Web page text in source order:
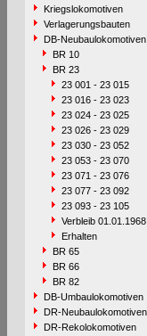
Kriegslokomotiven
Verlagerungsbauten
DB-Neubaulokomotiven
BR 10
BR 23
23 001 - 23 015
23 016 - 23 023
23 024 - 23 025
23 026 - 23 029
23 030 - 23 052
23 053 - 23 070
23 071 - 23 076
23 077 - 23 092
23 093 - 23 105
Verbleib 01.01.1968
Erhalten
BR 65
BR 66
BR 82
DB-Umbaulokomotiven
DR-Neubaulokomotiven
DR-Rekolokomotiven